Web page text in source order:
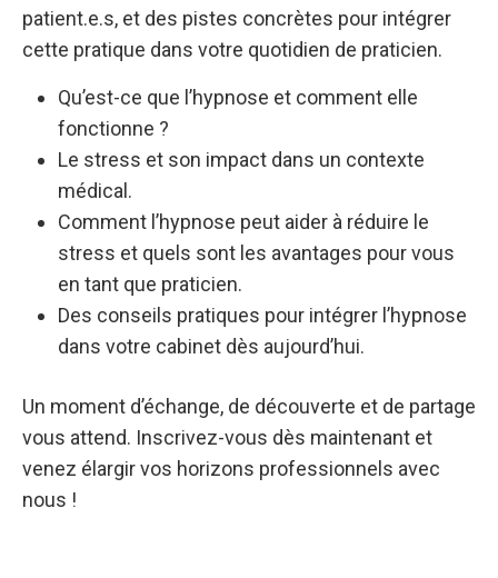
patient.e.s, et des pistes concrètes pour intégrer
cette pratique dans votre quotidien de praticien.
Qu’est-ce que l’hypnose et comment elle
fonctionne ?
Le stress et son impact dans un contexte
médical.
Comment l’hypnose peut aider à réduire le
stress et quels sont les avantages pour vous
en tant que praticien.
Des conseils pratiques pour intégrer l’hypnose
dans votre cabinet dès aujourd’hui.
Un moment d’échange, de découverte et de partage
vous attend. Inscrivez-vous dès maintenant et
venez élargir vos horizons professionnels avec
nous !